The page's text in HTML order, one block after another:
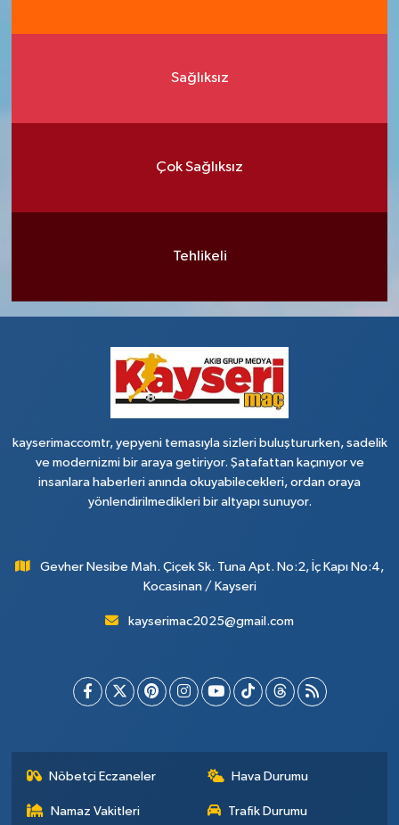
Sağlıksız
Çok Sağlıksız
Tehlikeli
kayserimaccomtr, yepyeni temasıyla sizleri buluştururken, sadelik
ve modernizmi bir araya getiriyor. Şatafattan kaçınıyor ve
insanlara haberleri anında okuyabilecekleri, ordan oraya
yönlendirilmedikleri bir altyapı sunuyor.
Gevher Nesibe Mah. Çiçek Sk. Tuna Apt. No:2, İç Kapı No:4,
Kocasinan / Kayseri
kayserimac2025@gmail.com
Nöbetçi Eczaneler Hava Durumu
Namaz Vakitleri Trafik Durumu